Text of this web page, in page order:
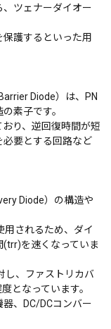
ツェナーダイオー
護するといった用
Diode）は、PN
素子です。
り、逆回復時間が短
要とする回路など
Diode）の構造や
用されるため、ダイ
を速くなっていま
し、ファストリカバ
となっています。
、DC/DCコンバー